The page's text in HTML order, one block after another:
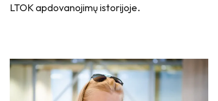
LTOK apdovanojimų istorijoje.